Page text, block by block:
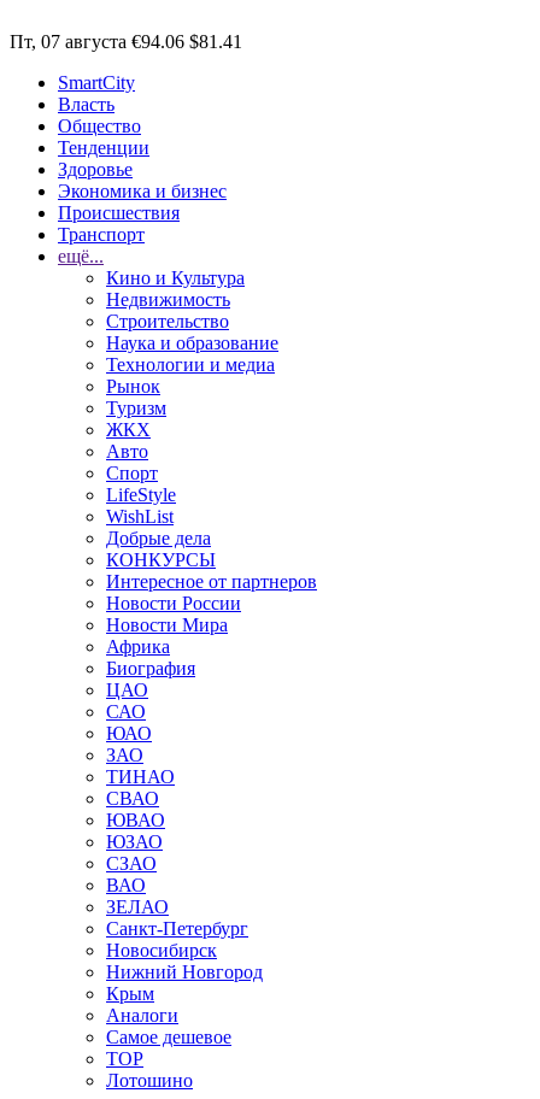
Пт, 07 августа €94.06 $81.41
SmartCity
Власть
Общество
Тенденции
Здоровье
Экономика и бизнес
Происшествия
Транспорт
ещё...
Кино и Культура
Недвижимость
Строительство
Наука и образование
Технологии и медиа
Рынок
Туризм
ЖКХ
Авто
Спорт
LifeStyle
WishList
Добрые дела
КОНКУРСЫ
Интересное от партнеров
Новости России
Новости Мира
Африка
Биография
ЦАО
САО
ЮАО
ЗАО
ТИНАО
СВАО
ЮВАО
ЮЗАО
СЗАО
ВАО
ЗЕЛАО
Санкт-Петербург
Новосибирск
Нижний Новгород
Крым
Аналоги
Самое дешевое
TOP
Лотошино